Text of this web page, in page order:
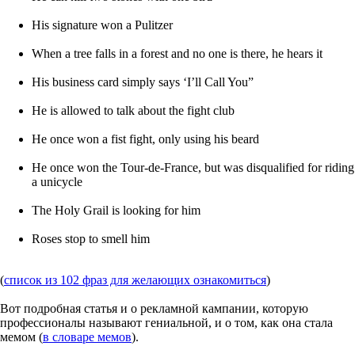
His signature won a Pulitzer
When a tree falls in a forest and no one is there, he hears it
His business card simply says ‘I’ll Call You”
He is allowed to talk about the fight club
He once won a fist fight, only using his beard
He once won the Tour-de-France, but was disqualified for riding
a unicycle
The Holy Grail is looking for him
Roses stop to smell him
(список из 102 фраз для желающих ознакомиться)
Вот подробная статья и о рекламной кампании, которую
профессионалы называют гениальной, и о том, как она стала
мемом (в словаре мемов).